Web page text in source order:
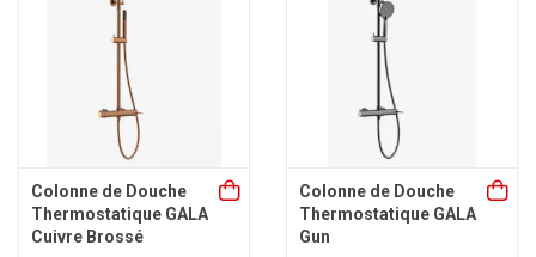
Colonne de Douche
Thermostatique GALA
Cuivre Brossé
Colonne de Douche
Thermostatique GALA
Gun